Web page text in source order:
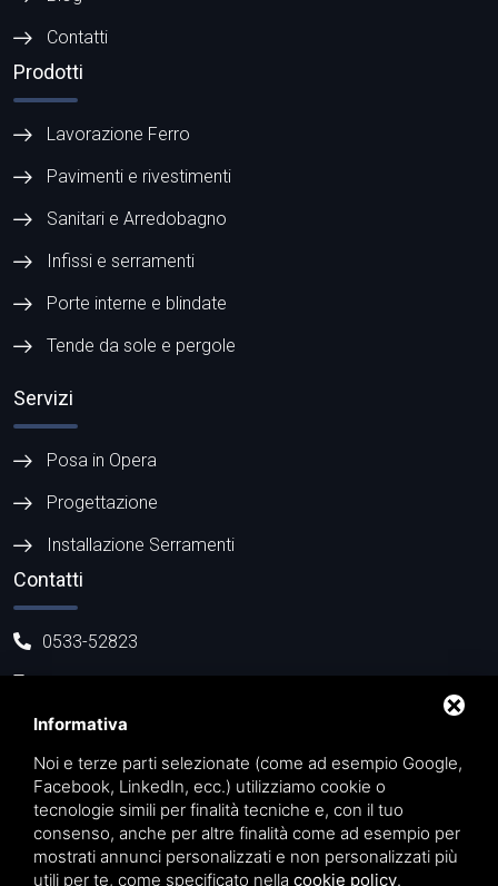
Contatti
Prodotti
Lavorazione Ferro
Pavimenti e rivestimenti
Sanitari e Arredobagno
Infissi e serramenti
Porte interne e blindate
Tende da sole e pergole
Servizi
Posa in Opera
Progettazione
Installazione Serramenti
Contatti
0533-52823
info@casadellaceramica.net
Piazza del Teatro 3/A - 44027 Migliarino (FE)
Informativa
Noi e terze parti selezionate (come ad esempio Google,
Facebook, LinkedIn, ecc.) utilizziamo cookie o
tecnologie simili per finalità tecniche e, con il tuo
consenso, anche per altre finalità come ad esempio per
mostrati annunci personalizzati e non personalizzati più
utili per te, come specificato nella cookie policy.